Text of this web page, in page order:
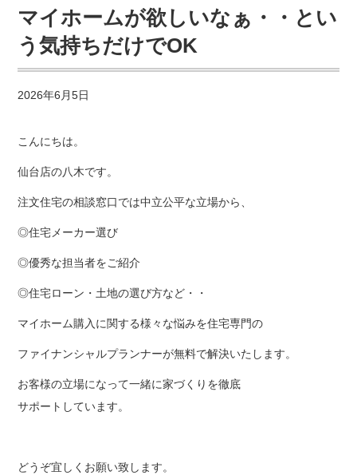
マイホームが欲しいなぁ・・とい
う気持ちだけでOK
2026年6月5日
こんにちは。
仙台店の八木です。
注文住宅の相談窓口では中立公平な立場から、
◎住宅メーカー選び
◎優秀な担当者をご紹介
◎住宅ローン・土地の選び方など・・
マイホーム購入に関する様々な悩みを住宅専門の
ファイナンシャルプランナーが無料で解決いたします。
お客様の立場になって一緒に家づくりを徹底
サポートしています。
どうぞ宜しくお願い致します。